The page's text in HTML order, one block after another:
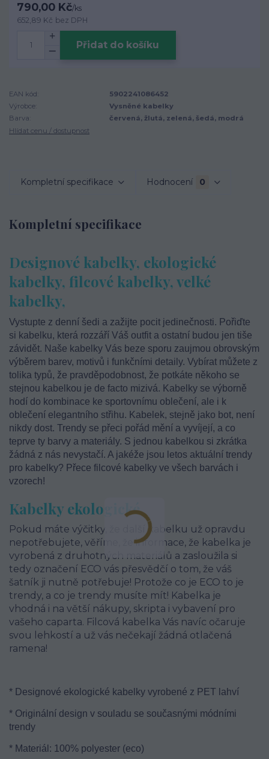
790,00 Kč/ks
652,89 Kč bez DPH
Přidat do košíku
EAN kód:
5902241086452
Výrobce:
Vysněné kabelky
Barva:
červená, žlutá, zelená, šedá, modrá
Hlídat cenu / dostupnost
Kompletní specifikace Hodnocení 0
Kompletní specifikace
Designové kabelky, ekologické
kabelky, filcové kabelky, velké
kabelky,
Vystupte z denní šedi a zažijte pocit jedinečnosti. Pořiďte
si kabelku, která rozzáří Váš outfit a ostatní budou jen tiše
závidět. Naše kabelky Vás beze sporu zaujmou obrovským
výběrem barev, motivů i funkčními detaily. Vybírat můžete z
tolika typů, že pravděpodobnost, že potkáte někoho se
stejnou kabelkou je de facto mizivá. Kabelky se výborně
hodí do kombinace ke sportovnímu oblečení, ale i k
oblečení elegantního střihu. Kabelek, stejně jako bot, není
nikdy dost. Trendy se přeci pořád mění a vyvíjejí, a co
teprve ty barvy a materiály. S jednou kabelkou si zkrátka
žádná z nás nevystačí. A jakéže jsou letos aktuální trendy
pro kabelky? Přece filcové kabelky ve všech barvách i
vzorech!
Kabelky ekologické
Pokud máte výčitky, že další kabelku už opravdu
nepotřebujete, věříme, že informace, že kabelka je
vyrobená z druhotných materiálů a zasloužila si
tedy označení ECO vás přesvědčí o tom, že váš
šatník ji nutně potřebuje! Protože co je ECO to je
trendy, a co je trendy musíte mít! Kabelka je
vhodná i na větší nákupy, skripta i vybavení pro
vašeho caparta. Filcová kabelka Vás navíc očaruje
svou lehkostí a už vás nečekají žádná otlačená
ramena!
* Designové ekologické kabelky vyrobené z PET lahví
* Originální design v souladu se současnými módními
trendy
* Materiál: 100% polyester (eco)